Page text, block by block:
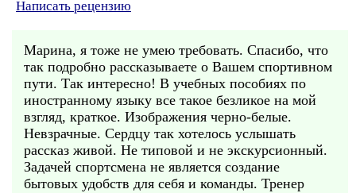
Написать рецензию
Марина, я тоже не умею требовать. Спасибо, что
так подробно рассказываете о Вашем спортивном
пути. Так интересно! В учебных пособиях по
иностранному языку все такое безликое на мой
взгляд, краткое. Изображения черно-белые.
Невзрачные. Сердцу так хотелось услышать
рассказ живой. Не типовой и не экскурсионный.
Задачей спортсмена не является создание
бытовых удобств для себя и команды. Тренер